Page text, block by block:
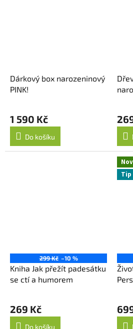
Dárkový box narozeninový
PINK!
1 590 Kč
Do košíku
299 Kč –10 %
Kniha Jak přežít padesátku
se ctí a humorem
269 Kč
Do košíku
Tip